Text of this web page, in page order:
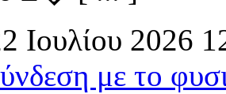
Ιουλίου 2026
με το